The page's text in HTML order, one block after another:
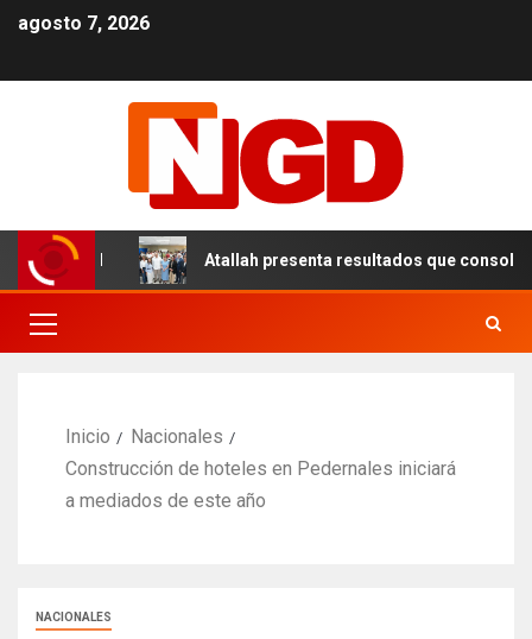
agosto 7, 2026
el DN Atallah presenta resultados que consolidan
Inicio
Nacionales
Construcción de hoteles en Pedernales iniciará
a mediados de este año
NACIONALES